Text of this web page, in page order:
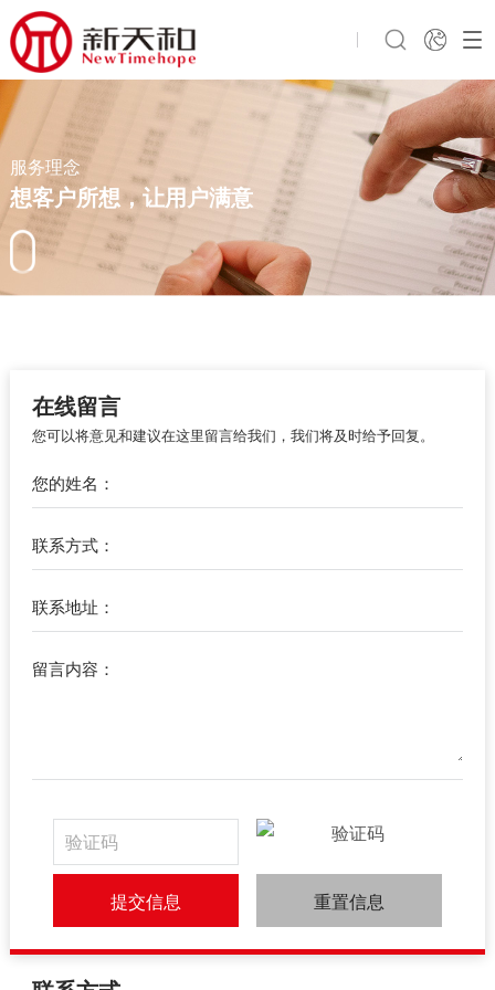
服务理念
想客户所想，让用户满意
在线留言
您可以将意见和建议在这里留言给我们，我们将及时给予回复。
您的姓名：
联系方式：
联系地址：
留言内容：
提交信息 重置信息